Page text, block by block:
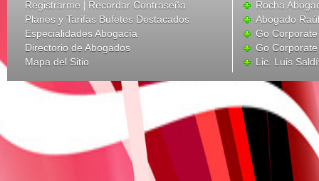
Registrarme | Recordar Contraseña
Planes y Tarifas Bufetes Destacados
Especialidades Abogacía
Directorio de Abogados
Mapa del Sitio
Rocha
Abogado
Go
Go
Lic. Luis